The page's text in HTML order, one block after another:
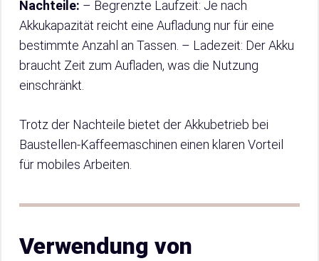
Nachteile: – Begrenzte Laufzeit: Je nach
Akkukapazität reicht eine Aufladung nur für eine
bestimmte Anzahl an Tassen. – Ladezeit: Der Akku
braucht Zeit zum Aufladen, was die Nutzung
einschränkt.
Trotz der Nachteile bietet der Akkubetrieb bei
Baustellen-Kaffeemaschinen einen klaren Vorteil
für mobiles Arbeiten.
Verwendung von